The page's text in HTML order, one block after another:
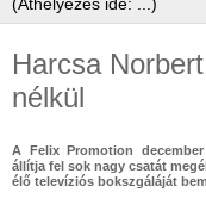
Harcsa
nélkül
A Felix Promotion
állítja fel sok nagy csatát
élő televíziós bokszgáláját